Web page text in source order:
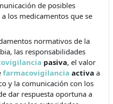
de posibles
los medicamentos que se
normativos de la
las responsabilidades
pasiva, el valor
farmacovigilancia activa a
y la comunicación con los
dar respuesta oportuna a